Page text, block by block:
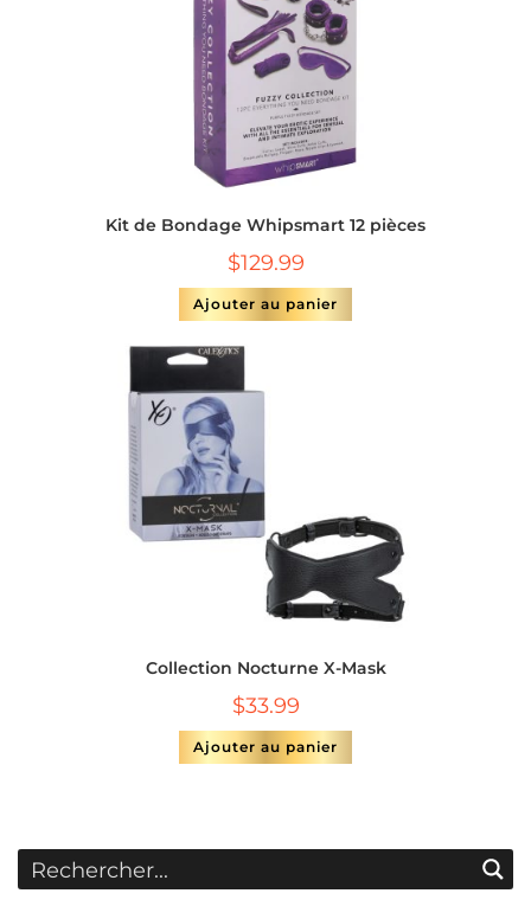
Kit de Bondage Whipsmart 12 pièces
$129.99
Ajouter au panier
Collection Nocturne X-Mask
$33.99
Ajouter au panier